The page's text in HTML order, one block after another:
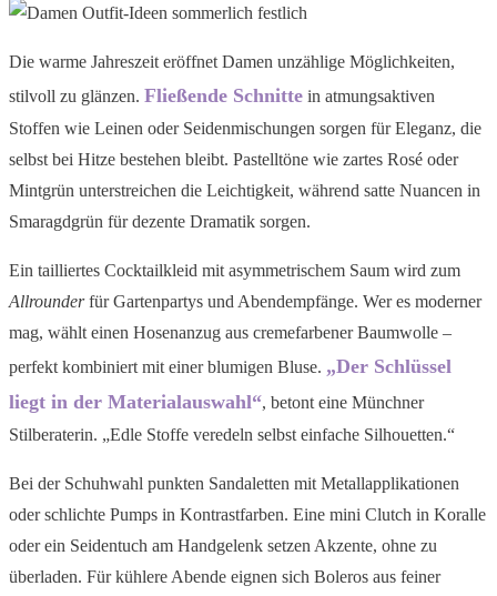
Die warme Jahreszeit eröffnet Damen unzählige Möglichkeiten,
stilvoll zu glänzen. Fließende Schnitte in atmungsaktiven
Stoffen wie Leinen oder Seidenmischungen sorgen für Eleganz, die
selbst bei Hitze bestehen bleibt. Pastelltöne wie zartes Rosé oder
Mintgrün unterstreichen die Leichtigkeit, während satte Nuancen in
Smaragdgrün für dezente Dramatik sorgen.
Ein tailliertes Cocktailkleid mit asymmetrischem Saum wird zum
Allrounderfür Gartenpartys und Abendempfänge. Wer es moderner
mag, wählt einen Hosenanzug aus cremefarbener Baumwolle –
perfekt kombiniert mit einer blumigen Bluse. „Der Schlüssel
liegt in der Materialauswahl“, betont eine Münchner
Stilberaterin. „Edle Stoffe veredeln selbst einfache Silhouetten.“
Bei der Schuhwahl punkten Sandaletten mit Metallapplikationen
oder schlichte Pumps in Kontrastfarben. Eine mini Clutch in Koralle
oder ein Seidentuch am Handgelenk setzen Akzente, ohne zu
überladen. Für kühlere Abende eignen sich Boleros aus feiner